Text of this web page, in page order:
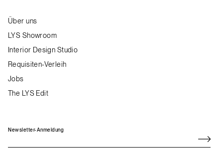
Über uns
LYS Showroom
Interior Design Studio
Requisiten-Verleih
Jobs
The LYS Edit
Newsletter-Anmeldung